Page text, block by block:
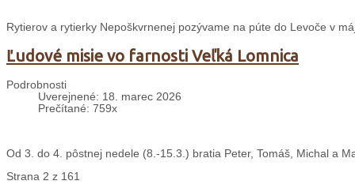
Rytierov a rytierky Nepoškvrnenej pozývame na púte do Levoče v
Ľudové misie vo farnosti Veľká Lomnica
Podrobnosti
Uverejnené: 18. marec 2026
Prečítané: 759x
Od 3. do 4. pôstnej nedele (8.-15.3.) bratia Peter, Tomáš, Michal a
Strana 2 z 161